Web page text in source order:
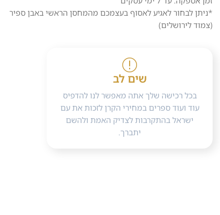
*ניתן לבחור לאגיע לאסוף בעצמכם מהמחסן הראשי באבן ספיר
(צמוד לירושלים)
שים לב
בכל רכישה שלך אתה מאפשר לנו להדפיס
עוד ועוד ספרים במחירי הקרן לזכות את עם
ישראל בהתקרבות לצדיק האמת ולהשם
יתברך.